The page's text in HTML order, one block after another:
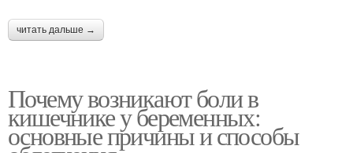
читать дальше →
Почему возникают боли в
кишечнике у беременных:
основные причины и способы